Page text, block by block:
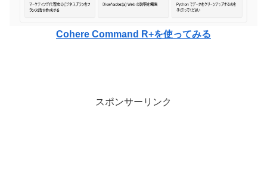
Cohere Command R+を使ってみる
スポンサーリンク